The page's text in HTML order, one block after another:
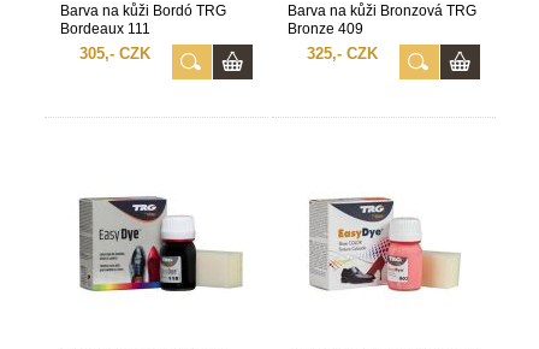
Barva na kůži Bordó TRG
Bordeaux 111
305,- CZK
Barva na kůži Bronzová TRG
Bronze 409
325,- CZK